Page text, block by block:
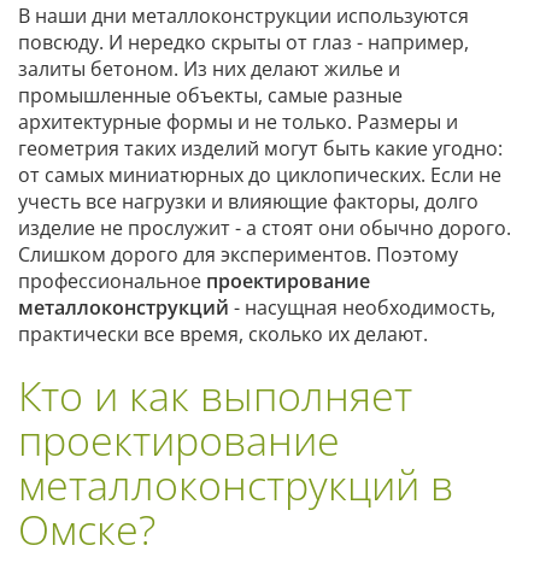
В наши дни металлоконструкции используются
повсюду. И нередко скрыты от глаз - например,
залиты бетоном. Из них делают жилье и
промышленные объекты, самые разные
архитектурные формы и не только. Размеры и
геометрия таких изделий могут быть какие угодно:
от самых миниатюрных до циклопических. Если не
учесть все нагрузки и влияющие факторы, долго
изделие не прослужит - а стоят они обычно дорого.
Слишком дорого для экспериментов. Поэтому
профессиональное проектирование
металлоконструкций - насущная необходимость,
практически все время, сколько их делают.
Кто и как выполняет
проектирование
металлоконструкций в
Омске?